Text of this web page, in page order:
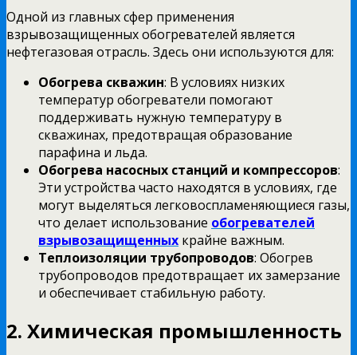
Одной из главных сфер применения
взрывозащищенных обогревателей является
нефтегазовая отрасль. Здесь они используются для:
Обогрева скважин: В условиях низких
температур обогреватели помогают
поддерживать нужную температуру в
скважинах, предотвращая образование
парафина и льда.
Обогрева насосных станций и компрессоров:
Эти устройства часто находятся в условиях, где
могут выделяться легковоспламеняющиеся газы,
что делает использование обогревателей
взрывозащищенных крайне важным.
Теплоизоляции трубопроводов: Обогрев
трубопроводов предотвращает их замерзание
и обеспечивает стабильную работу.
2. Химическая промышленность